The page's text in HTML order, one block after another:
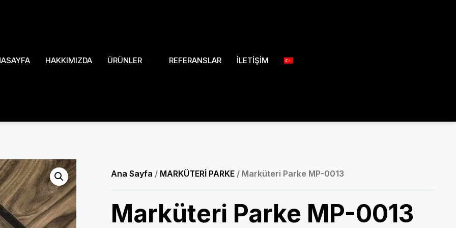
HAKKIMIZDA ÜRÜNLER REFERANSLAR İLETİŞİM
Ana Sayfa / MARKÜTERİ PARKE / Marküteri Parke MP-0013
Marküteri Parke MP-0013